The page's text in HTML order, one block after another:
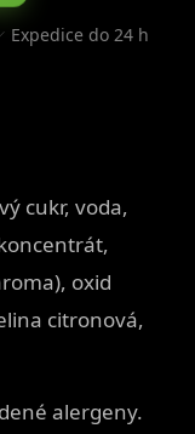
do 24 h
cukr, voda,
oxid
citronová,
alergeny.